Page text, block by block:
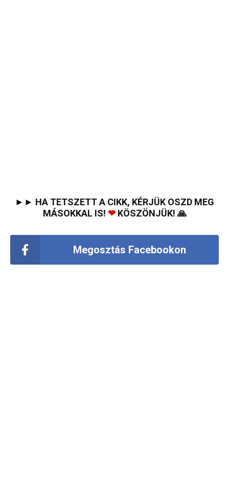
►► HA TETSZETT A CIKK, KÉRJÜK OSZD MEG
MÁSOKKAL IS! ❤KÖSZÖNJÜK! 🙏
Megosztás Facebookon